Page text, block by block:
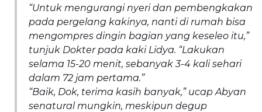
“Untuk mengurangi nyeri dan pembengkakan
pada pergelang kakinya, nanti di rumah bisa
mengompres dingin bagian yang keseleo itu,”
tunjuk Dokter pada kaki Lidya. “Lakukan
selama 15-20 menit, sebanyak 3-4 kali sehari
dalam 72 jam pertama.”
“Baik, Dok, terima kasih banyak,” ucap Abyan
senatural mungkin, meskipun degup